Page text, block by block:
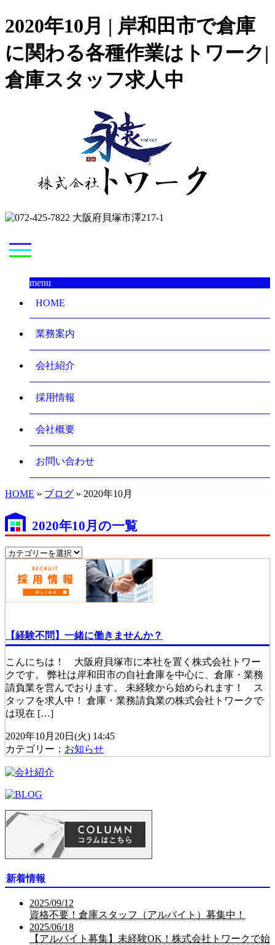
2020年10月 | 岸和田市で倉庫
に関わる各種作業はトワーク|
倉庫スタッフ求人中
menu
HOME
業務案内
会社紹介
採用情報
会社概要
お問い合わせ
HOME » ブログ » 2020年10月
2020年10月の一覧
【経験不問】一緒に働きませんか？
こんにちは！ 大阪府貝塚市に本社を置く株式会社トワー
クです。 弊社は岸和田市の自社倉庫を中心に、倉庫・業務
請負業を営んでおります。 未経験から始められます！ ス
タッフを求人中！ 倉庫・業務請負業の株式会社トワークで
は現在 […]
2020年10月20日(火) 14:45
カテゴリー： お知らせ
新着情報
2025/09/12
資格不要！倉庫スタッフ（アルバイト）募集中！
2025/06/18
【アルバイト募集】未経験OK！株式会社トワークで始